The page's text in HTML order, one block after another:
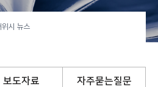
위시 뉴스
보도자료 자주묻는질문